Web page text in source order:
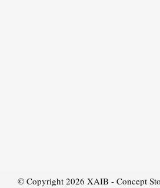
© Copyright 2026 XAIB - Concept